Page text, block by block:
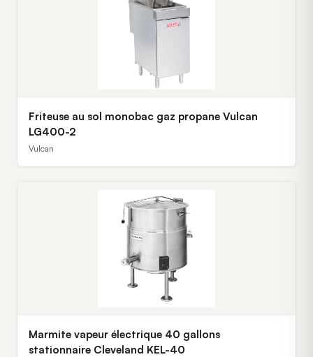
Friteuse au sol monobac gaz propane Vulcan
LG400-2
Vulcan
Marmite vapeur électrique 40 gallons
stationnaire Cleveland KEL-40